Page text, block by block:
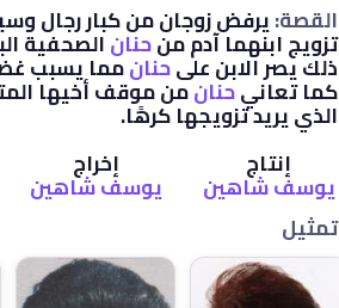
القصة:يرفض زوجان من كبار رجال
تزويج ابنهما آدم منحنانالصحفية
ذلك يصر الابن علىحنانمما يسبب
كما تعانيحنانمن موقف أخيها
الذي يريد تزويجها كرهًا.
إنتاج
يوسف شاهين
إخراج
يوسف شاهين
تمثيل